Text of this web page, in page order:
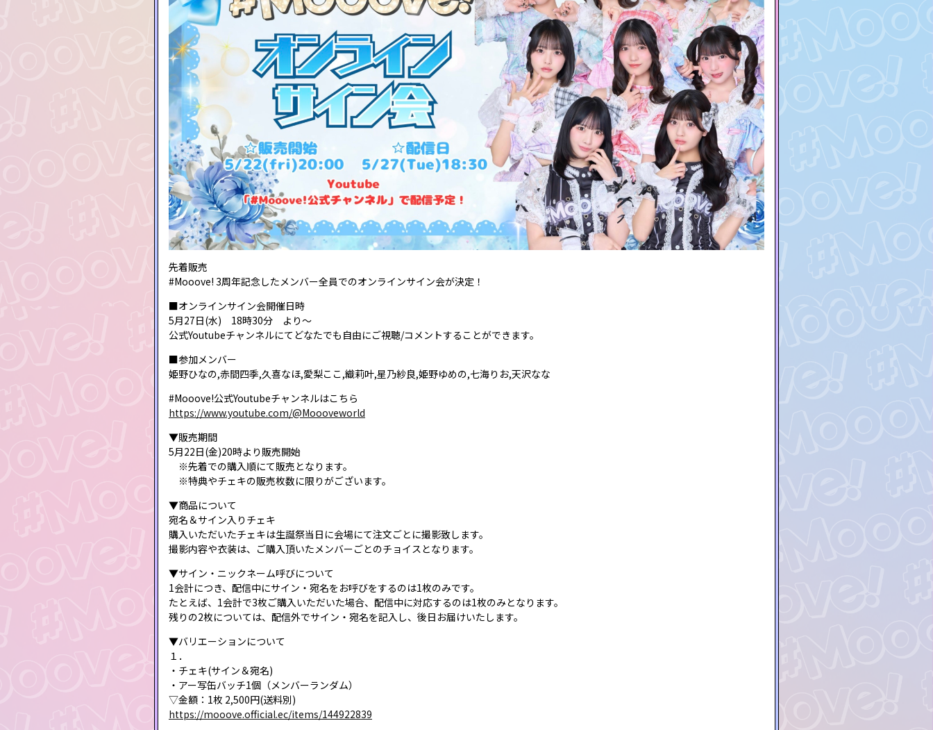
先着販売
#Mooove! 3周年記念したメンバー全員でのオンラインサイン会が決定！
■オンラインサイン会開催日時
5月27日(水) 18時30分 より〜
公式Youtubeチャンネルにてどなたでも自由にご視聴/コメントすることができます。
■参加メンバー
姫野ひなの,赤間四季,久喜なほ,愛梨ここ,織莉叶,星乃紗良,姫野ゆめの,七海りお,天沢なな
#Mooove!公式Youtubeチャンネルはこちら
https://www.youtube.com/@Moooveworld
▼販売期間
5月22日(金)20時より販売開始
※先着での購入順にて販売となります。
※特典やチェキの販売枚数に限りがございます。
▼商品について
宛名＆サイン入りチェキ
購入いただいたチェキは生誕祭当日に会場にて注文ごとに撮影致します。
撮影内容や衣装は、ご購入頂いたメンバーごとのチョイスとなります。
▼サイン・ニックネーム呼びについて
1会計につき、配信中にサイン・宛名をお呼びをするのは1枚のみです。
たとえば、1会計で3枚ご購入いただいた場合、配信中に対応するのは1枚のみとなります。
残りの2枚については、配信外でサイン・宛名を記入し、後日お届けいたします。
▼バリエーションについて
１．
・チェキ(サイン＆宛名)
・アー写缶バッチ1個（メンバーランダム）
▽金額：1枚 2,500円(送料別)
https://mooove.official.ec/items/144922839